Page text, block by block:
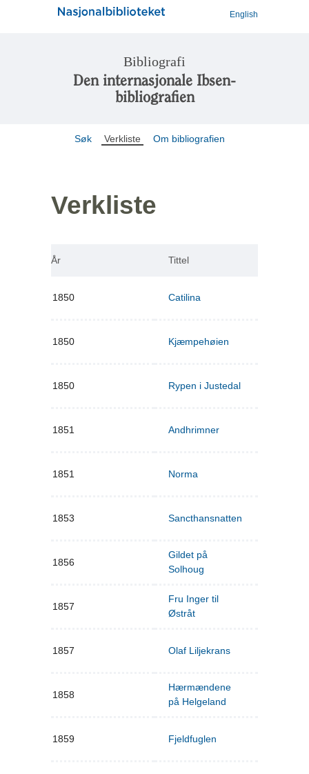
English
Bibliografi
Den internasjonale Ibsen-
bibliografien
Søk Verkliste Om bibliografien
Verkliste
År Tittel
1850 Catilina
1850 Kjæmpehøien
1850 Rypen i Justedal
1851 Andhrimner
1851 Norma
1853 Sancthansnatten
1856
Gildet på
Solhoug
1857
Fru Inger til
Østråt
1857 Olaf Liljekrans
1858
Hærmændene
på Helgeland
1859 Fjeldfuglen